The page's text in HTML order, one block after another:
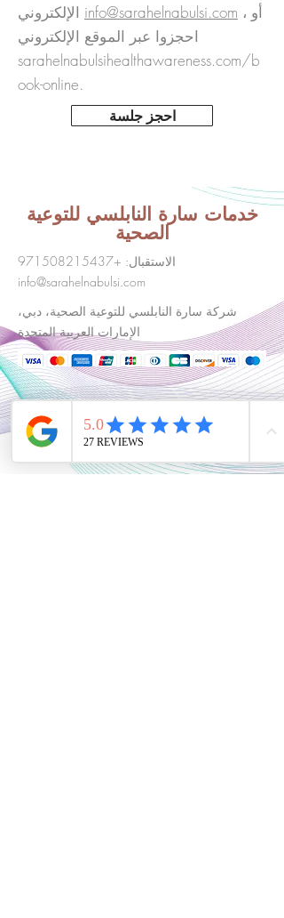
info@sarahelnabulsi.com ، أو
احجزوا عبر الموقع الإلكتروني
sarahelnabulsihealthawareness.com/b
ook-online.
احجز جلسة
خدمات سارة النابلسي للتوعية
الصحية
الاستقبال: +971508215437
info@sarahelnabulsi.com
شركة سارة النابلسي للتوعية الصحية، دبي،
الإمارات العربية المتحدة
تابعونا للحصول على التحفيز والإلهام اليومي